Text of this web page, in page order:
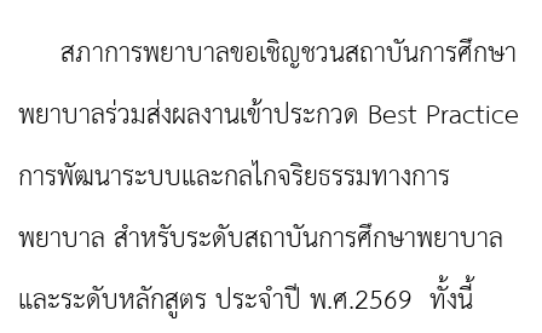
สภาการพยาบาลขอเชิญชวนสถาบันการศึกษา
พยาบาลร่วมส่งผลงานเข้าประกวด Best Practice
การพัฒนาระบบและกลไกจริยธรรมทางการ
พยาบาล สำหรับระดับสถาบันการศึกษาพยาบาล
และระดับหลักสูตร ประจำปี พ.ศ.2569 ทั้งนี้